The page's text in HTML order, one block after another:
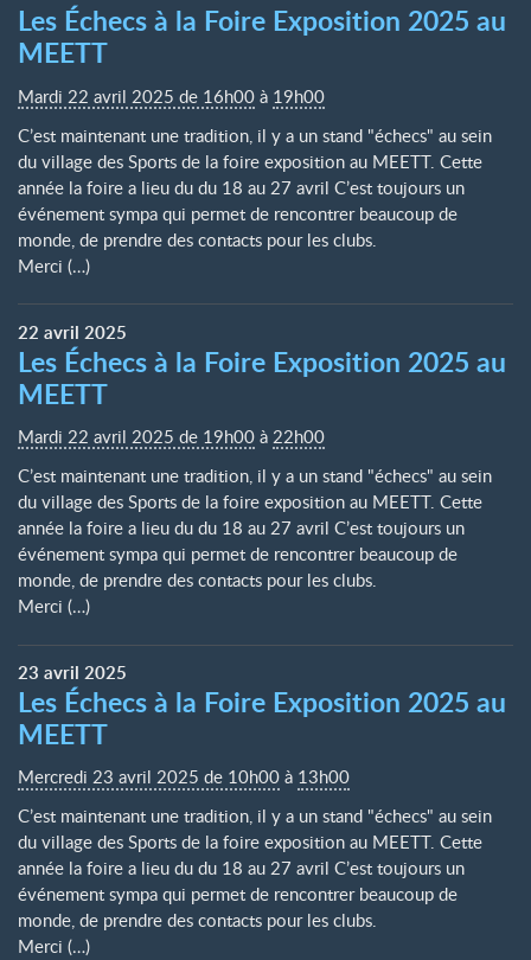
Les Échecs à la Foire Exposition 2025 au
MEETT
Mardi 22 avril 2025 de 16h00 à 19h00
C’est maintenant une tradition, il y a un stand "échecs" au sein
du village des Sports de la foire exposition au MEETT. Cette
année la foire a lieu du du 18 au 27 avril C’est toujours un
événement sympa qui permet de rencontrer beaucoup de
monde, de prendre des contacts pour les clubs.
Merci (…)
22 avril 2025
Les Échecs à la Foire Exposition 2025 au
MEETT
Mardi 22 avril 2025 de 19h00 à 22h00
C’est maintenant une tradition, il y a un stand "échecs" au sein
du village des Sports de la foire exposition au MEETT. Cette
année la foire a lieu du du 18 au 27 avril C’est toujours un
événement sympa qui permet de rencontrer beaucoup de
monde, de prendre des contacts pour les clubs.
Merci (…)
23 avril 2025
Les Échecs à la Foire Exposition 2025 au
MEETT
Mercredi 23 avril 2025 de 10h00 à 13h00
C’est maintenant une tradition, il y a un stand "échecs" au sein
du village des Sports de la foire exposition au MEETT. Cette
année la foire a lieu du du 18 au 27 avril C’est toujours un
événement sympa qui permet de rencontrer beaucoup de
monde, de prendre des contacts pour les clubs.
Merci (…)